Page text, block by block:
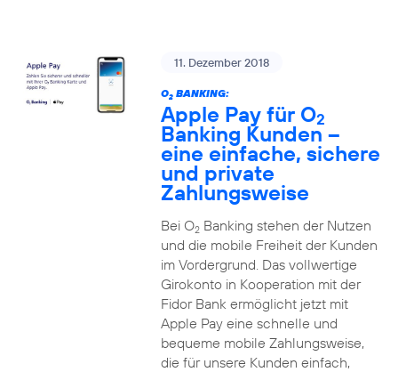
11. Dezember 2018
O2BANKING:
Apple Pay für O2
Banking Kunden –
eine einfache, sichere
und private
Zahlungsweise
Bei O2Banking stehen der Nutzen
und die mobile Freiheit der Kunden
im Vordergrund. Das vollwertige
Girokonto in Kooperation mit der
Fidor Bank ermöglicht jetzt mit
Apple Pay eine schnelle und
bequeme mobile Zahlungsweise,
die für unsere Kunden einfach,